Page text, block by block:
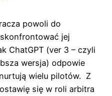
powoli do
jej
ChatGPT (ver 3 – czyli
wersja) odpowie
wielu pilotów. Z
się w roli arbitra